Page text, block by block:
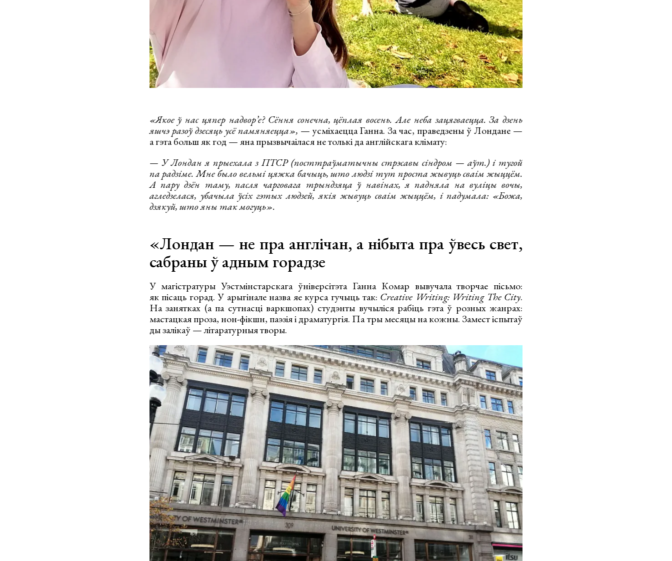
«Якое ў нас цяпер надвор’е? Сёння сонечна, цёплая восень. Але неба зацягваецца. За дзень
яшчэ разоў дзесяць усё памяняецца», — усміхаецца Ганна. За час, праведзены ў Лондане —
а гэта больш як год — яна прызвычаілася не толькі да англійскага клімату:
— У Лондан я прыехала з ПТСР (посттраўматычны стрэсавы сіндром — аўт.) і тугой
па радзіме. Мне было вельмі цяжка бачыць, што людзі тут проста жывуць сваім жыццём.
А пару дзён таму, пасля чарговага трындзяца ў навінах, я падняла на вуліцы вочы,
агледзелася, убачыла ўсіх гэтых людзей, якія жывуць сваім жыццём, і падумала: «Божа,
дзякуй, што яны так могуць».
«Лондан — не пра англічан, а нібыта пра ўвесь свет,
сабраны ў адным горадзе
У магістратуры Уэстмінстарскага ўніверсітэта Ганна Комар вывучала творчае пісьмо:
як пісаць горад. У арыгінале назва яе курса гучыць так: Creative Writing: Writing The City.
На занятках (а па сутнасці варкшопах) студэнты вучыліся рабіць гэта ў розных жанрах:
мастацкая проза, нон-фікшн, паэзія і драматургія. Па тры месяцы на кожны. Замест іспытаў
ды залікаў — літаратурныя творы.